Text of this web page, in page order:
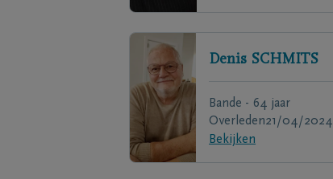
Denis SCHMITS
Bande - 64 jaar
Overleden21/04/2024
Bekijken